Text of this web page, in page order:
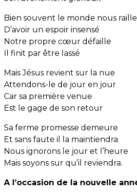
Bien souvent le monde nous raille
D’avoir un espoir insensé
Notre propre cœur défaille
Il finit par être lassé
Mais Jésus revient sur la nue
Attendons-le de jour en jour
Car sa première venue
Est le gage de son retour
Sa ferme promesse demeure
Et sans faute il la maintiendra
Nous ignorons le jour et l’heure
Mais soyons sur qu’il reviendra.
A l’occasion de la nouvelle